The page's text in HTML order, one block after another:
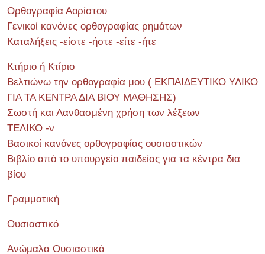
Ορθογραφία Αορίστου
Γενικοί κανόνες ορθογραφίας ρημάτων
Καταλήξεις -είστε -ήστε -είτε -ήτε
Κτήριο ή Κτίριο
Βελτιώνω την ορθογραφία μου ( ΕΚΠΑΙΔΕΥΤΙΚΟ ΥΛΙΚΟ
ΓΙΑ ΤΑ ΚΕΝΤΡΑ ΔΙΑ ΒΙΟΥ ΜΑΘΗΣΗΣ)
Σωστή και Λανθασμένη χρήση των λέξεων
ΤΕΛΙΚΟ -ν
Βασικοί κανόνες ορθογραφίας ουσιαστικών
Βιβλίο από το υπουργείο παιδείας για τα κέντρα δια
βίου
Γραμματική
Ουσιαστικό
Ανώμαλα Ουσιαστικά